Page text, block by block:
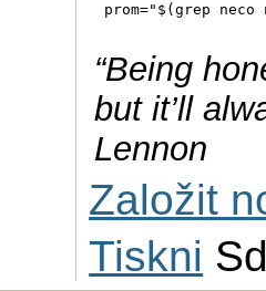
prom="$(grep
“Being
but it’ll
Lennon
Založit
Tiskni